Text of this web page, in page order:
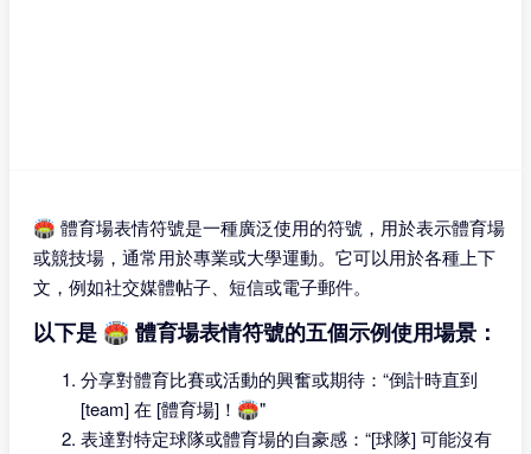
🏟 體育場表情符號是一種廣泛使用的符號，用於表示體育場
或競技場，通常用於專業或大學運動。它可以用於各種上下
文，例如社交媒體帖子、短信或電子郵件。
以下是 🏟 體育場表情符號的五個示例使用場景：
分享對體育比賽或活動的興奮或期待：“倒計時直到
[team] 在 [體育場]！🏟"
表達對特定球隊或體育場的自豪感：“[球隊] 可能沒有